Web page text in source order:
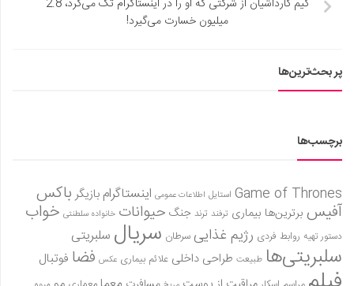
کیم کارداشیان از شرکتی که او را در اینستاگرام تگ می‌کرد، 2.8
میلیون خسارت می‌گیرد!
پر بحث‌ترین‌ها
برچسب‌ها
Game of Thrones استایل اطلاعات عمومی اینستاگرام بازیگر باکس
آفیس برترین‌ها بیماری ترفند ترند جنگ حیوانات خانواده سلطنتی خواب
دستور تهیه روابط فردی رژیم غذاییسرطان سریال سلبریتی
سلبریتی‌ها طبیعت طراحی داخلی علائم بیماری عکس فضا فوتبال